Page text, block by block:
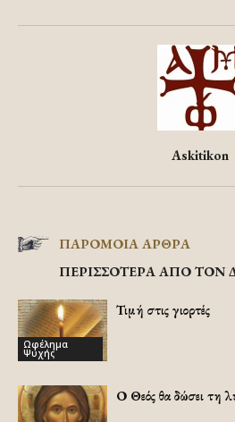
Askitikon
ΠΑΡΟΜΟΙΑ ΑΡΘΡΑ
ΠΕΡΙΣΣΟΤΕΡΑ ΑΠΟ ΤΟΝ
Ωφέλημα
Ψυχής
Τιμή στις γιορτές
Ο Θεός θα δώσει τη